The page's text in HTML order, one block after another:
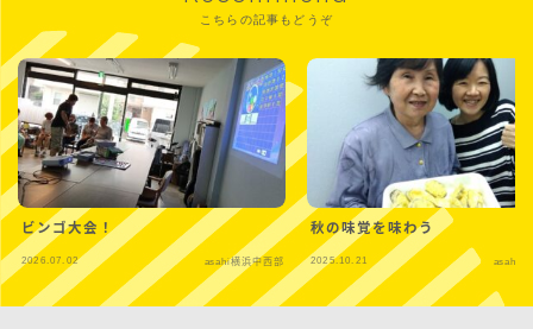
こちらの記事もどうぞ
ビンゴ大会！
2026.07.02 asahi横浜中西部
秋の味覚を味わう
2025.10.21 asahi横